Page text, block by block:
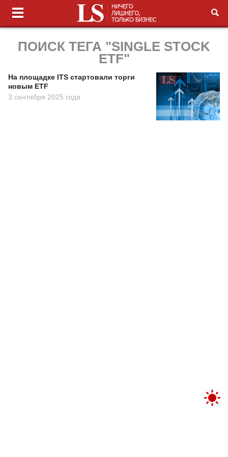
ПОИСК ТЕГА "SINGLE STOCK
ETF"
На площадке ITS стартовали торги
новым ETF
3 сентября 2025 года